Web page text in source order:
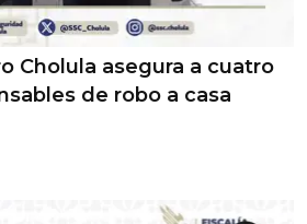
Cholula asegura a cuatro
de robo a casa